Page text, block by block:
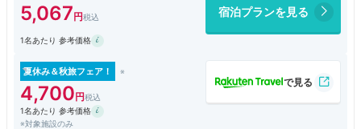
時之栖内には他にも魅力的なレストランがあるので、無理に食事付きにし
なくてもいいかなと思います。当日の気分でお店を選ぶのも楽しそうで
す。
プロジェクションマッピングと噴水ショーは有料ですが、宿泊者割引があ
ります。事前予約せず、当日にフロントでチケットを購入した方がお得だ
と思います。ネットで購入するところでした……これは事前に情報が欲し
かったです。
5,067 宿泊プランを見る
1名あたり 参考価格
夏休み＆秋旅フェア！
4,700
1名あたり 参考価格
※対象施設のみ